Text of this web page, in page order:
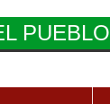
PUEBLO